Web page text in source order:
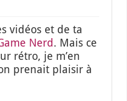
vidéos et de ta
Nerd. Mais ce
rétro, je m’en
pre­nait plai­sir à